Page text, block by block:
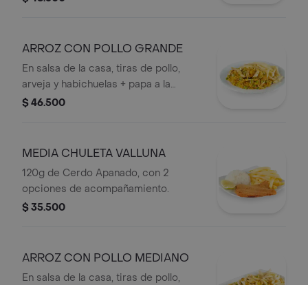
ARROZ CON POLLO GRANDE
En salsa de la casa, tiras de pollo,
arveja y habichuelas + papa a la
francesa.
$ 46.500
MEDIA CHULETA VALLUNA
120g de Cerdo Apanado, con 2
opciones de acompañamiento.
$ 35.500
ARROZ CON POLLO MEDIANO
En salsa de la casa, tiras de pollo,